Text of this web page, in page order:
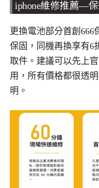
iphone維修推薦—
更換電池部分首創666
保固，同機再換享有6
取件。建議可以先上
用，所有價格都很透
明。